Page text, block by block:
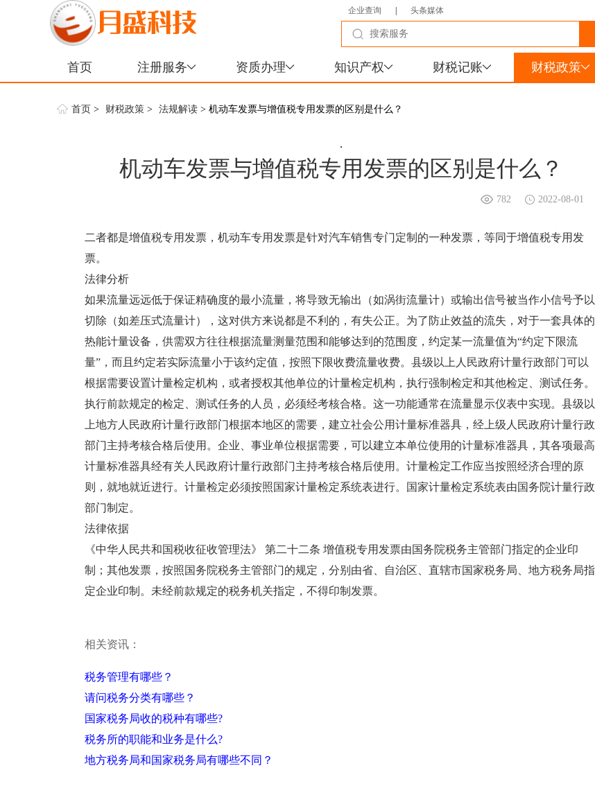
企业查询 头条媒体
首页 注册服务 资质办理 知识产权 财税记账 财税政策
首页 > 财税政策 > 法规解读 > 机动车发票与增值税专用发票的区别是什么？
.
机动车发票与增值税专用发票的区别是什么？
2022-08-01
782
二者都是增值税专用发票，机动车专用发票是针对汽车销售专门定制的一种发票，等同于增值税专用发
票。
法律分析
如果流量远远低于保证精确度的最小流量，将导致无输出（如涡街流量计）或输出信号被当作小信号予以
切除（如差压式流量计），这对供方来说都是不利的，有失公正。为了防止效益的流失，对于一套具体的
热能计量设备，供需双方往往根据流量测量范围和能够达到的范围度，约定某一流量值为“约定下限流
量”，而且约定若实际流量小于该约定值，按照下限收费流量收费。县级以上人民政府计量行政部门可以
根据需要设置计量检定机构，或者授权其他单位的计量检定机构，执行强制检定和其他检定、测试任务。
执行前款规定的检定、测试任务的人员，必须经考核合格。这一功能通常在流量显示仪表中实现。县级以
上地方人民政府计量行政部门根据本地区的需要，建立社会公用计量标准器具，经上级人民政府计量行政
部门主持考核合格后使用。企业、事业单位根据需要，可以建立本单位使用的计量标准器具，其各项最高
计量标准器具经有关人民政府计量行政部门主持考核合格后使用。计量检定工作应当按照经济合理的原
则，就地就近进行。计量检定必须按照国家计量检定系统表进行。国家计量检定系统表由国务院计量行政
部门制定。
法律依据
《中华人民共和国税收征收管理法》 第二十二条 增值税专用发票由国务院税务主管部门指定的企业印
制；其他发票，按照国务院税务主管部门的规定，分别由省、自治区、直辖市国家税务局、地方税务局指
定企业印制。未经前款规定的税务机关指定，不得印制发票。
相关资讯：
税务管理有哪些？
请问税务分类有哪些？
国家税务局收的税种有哪些?
税务所的职能和业务是什么?
地方税务局和国家税务局有哪些不同？